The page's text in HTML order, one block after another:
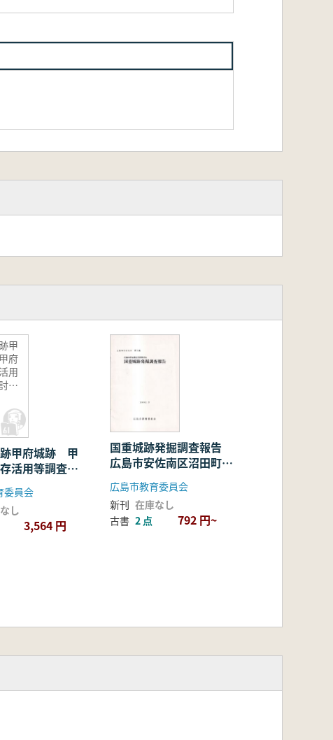
甲
府
用
委
甲府城跡 甲
活用等調査検
告書
委員会
し
3,564 円
国重城跡発掘調査報告
広島市安佐南区沼田町所
在
広島市教育委員会
新刊 在庫なし
古書 2 点 792 円~